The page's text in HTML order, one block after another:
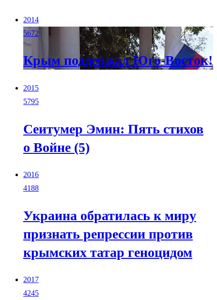
2014
5672
Крым поддержал Юго-Восток!
2015
5795
Сеитумер Эмин: Пять стихов
о Войне (5)
2016
4188
Украина обратилась к миру
признать репрессии против
крымских татар геноцидом
2017
4245